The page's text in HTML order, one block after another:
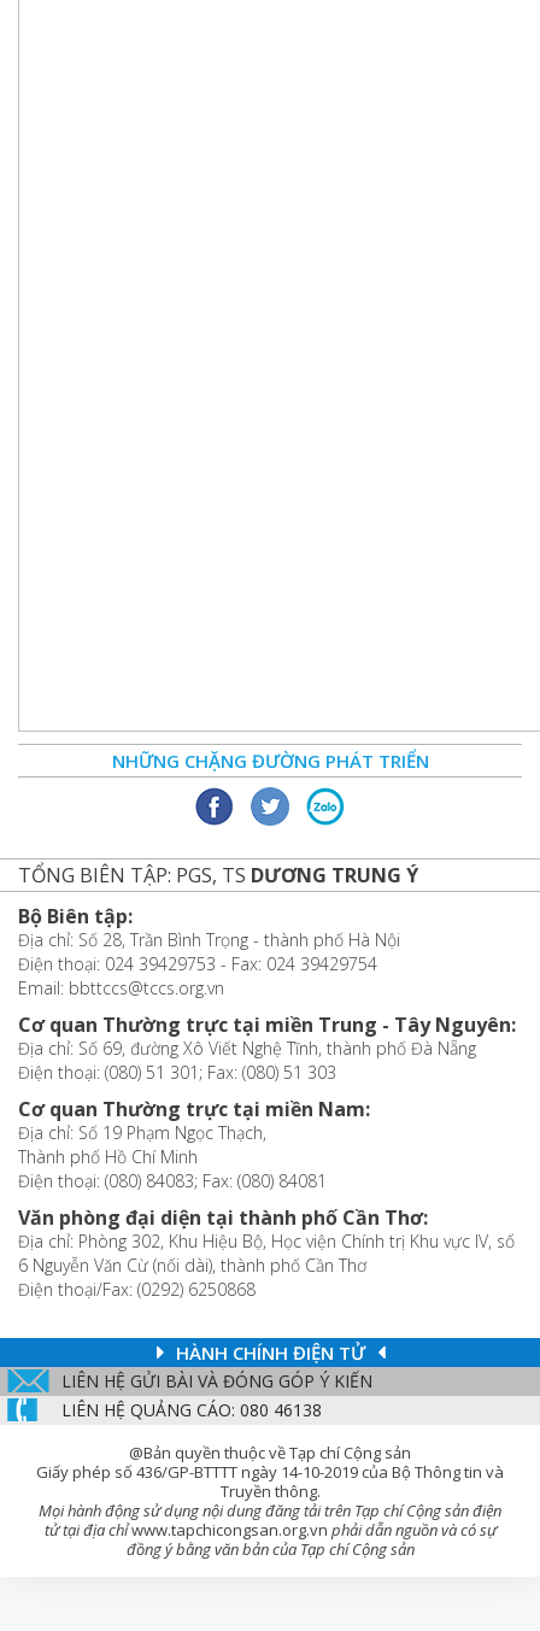
NHỮNG CHẶNG ĐƯỜNG PHÁT TRIỂN
TỔNG BIÊN TẬP: PGS, TS DƯƠNG TRUNG Ý
Bộ Biên tập:
Địa chỉ: Số 28, Trần Bình Trọng - thành phố Hà Nội
Điện thoại: 024 39429753 - Fax: 024 39429754
Email: bbttccs@tccs.org.vn
Cơ quan Thường trực tại miền Trung - Tây Nguyên:
Địa chỉ: Số 69, đường Xô Viết Nghệ Tĩnh, thành phố Đà Nẵng
Điện thoại: (080) 51 301; Fax: (080) 51 303
Cơ quan Thường trực tại miền Nam:
Địa chỉ: Số 19 Phạm Ngọc Thạch,
Thành phố Hồ Chí Minh
Điện thoại: (080) 84083; Fax: (080) 84081
Văn phòng đại diện tại thành phố Cần Thơ:
Địa chỉ: Phòng 302, Khu Hiệu Bộ, Học viện Chính trị Khu vực IV, số
6 Nguyễn Văn Cừ (nối dài), thành phố Cần Thơ
Điện thoại/Fax: (0292) 6250868
HÀNH CHÍNH ĐIỆN TỬ
LIÊN HỆ GỬI BÀI VÀ ĐÓNG GÓP Ý KIẾN
LIÊN HỆ QUẢNG CÁO: 080 46138
@Bản quyền thuộc về Tạp chí Cộng sản
Giấy phép số 436/GP-BTTTT ngày 14-10-2019 của Bộ Thông tin và
Truyền thông.
Mọi hành động sử dụng nội dung đăng tải trên Tạp chí Cộng sản điện
tử tại địa chỉwww.tapchicongsan.org.vn phải dẫn nguồn và có sự
đồng ý bằng văn bản của Tạp chí Cộng sản